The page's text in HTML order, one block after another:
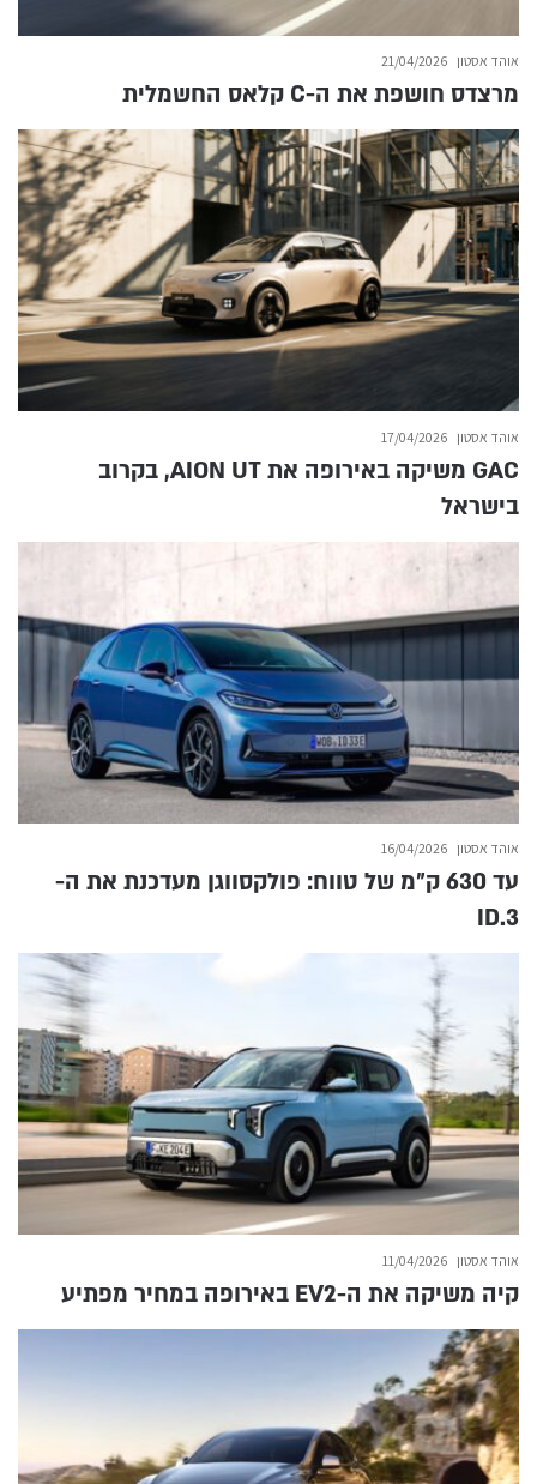
אוהד אסטון 21/04/2026
מרצדס חושפת את ה-C קלאס החשמלית
אוהד אסטון 17/04/2026
GAC משיקה באירופה את AION UT, בקרוב
בישראל
אוהד אסטון 16/04/2026
עד 630 ק״מ של טווח: פולקסווגן מעדכנת את ה-
ID.3
אוהד אסטון 11/04/2026
קיה משיקה את ה-EV2 באירופה במחיר מפתיע